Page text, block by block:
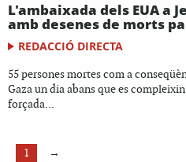
L'ambaixada dels EUA a
amb desenes de morts
REDACCIÓ DIRECTA
55 persones mortes com a
Gaza un dia abans que es
forçada...
1 →